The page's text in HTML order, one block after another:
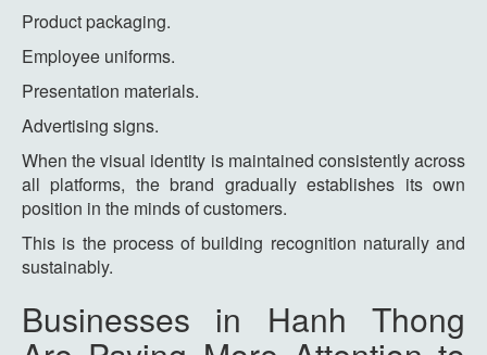
Product packaging.
Employee uniforms.
Presentation materials.
Advertising signs.
When the visual identity is maintained consistently across
all platforms, the brand gradually establishes its own
position in the minds of customers.
This is the process of building recognition naturally and
sustainably.
Businesses in Hanh Thong